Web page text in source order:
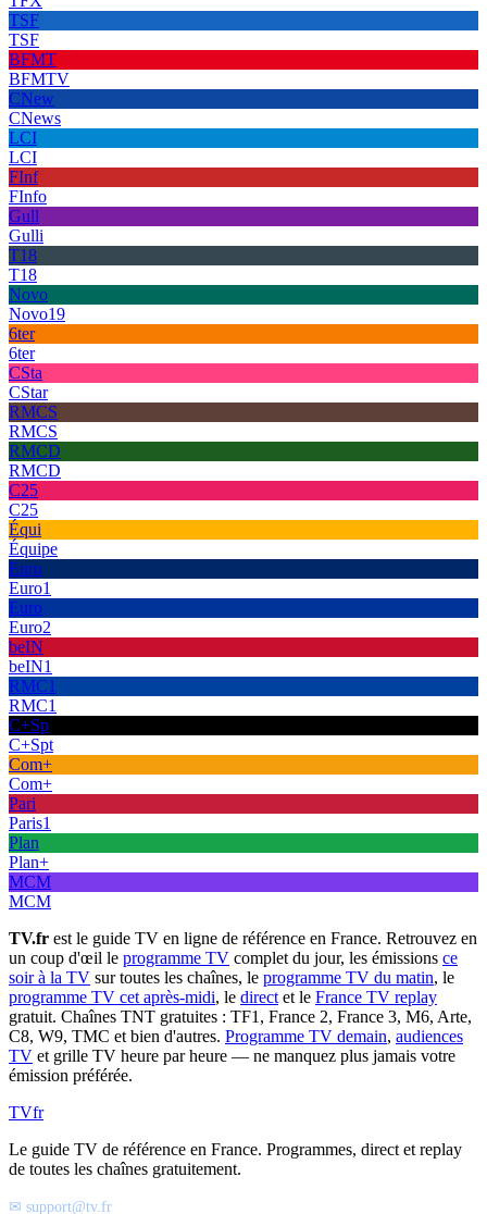
TSF
TSF
BFMT
BFMTV
CNew
CNews
LCI
LCI
FInf
FInfo
Gull
Gulli
T18
T18
Novo
Novo19
6ter
6ter
CSta
CStar
RMCS
RMCS
RMCD
RMCD
C25
C25
Équi
Équipe
Euro
Euro1
Euro
Euro2
beIN
beIN1
RMC1
RMC1
C+Sp
C+Spt
Com+
Com+
Pari
Paris1
Plan
Plan+
MCM
MCM
TV.fr est le guide TV en ligne de référence en France. Retrouvez en
un coup d'œil le programme TV complet du jour, les émissions ce
soir à la TV sur toutes les chaînes, le programme TV du matin, le
programme TV cet après-midi, le direct et le France TV replay
gratuit. Chaînes TNT gratuites : TF1, France 2, France 3, M6, Arte,
C8, W9, TMC et bien d'autres. Programme TV demain, audiences
TV et grille TV heure par heure — ne manquez plus jamais votre
émission préférée.
TVfr
Le guide TV de référence en France. Programmes, direct et replay
de toutes les chaînes gratuitement.
✉ support@tv.fr